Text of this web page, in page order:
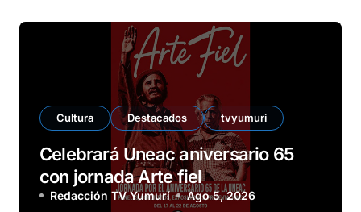
Cultura Destacados tvyumuri
Celebrará Uneac aniversario 65
con jornada Arte fiel
Redacción TV Yumurí Ago 5, 2026